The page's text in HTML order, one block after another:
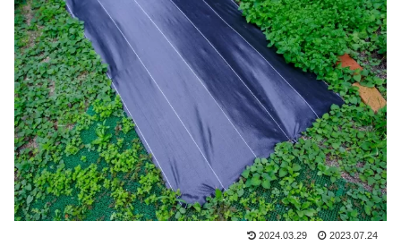
2024.03.29 2023.07.24